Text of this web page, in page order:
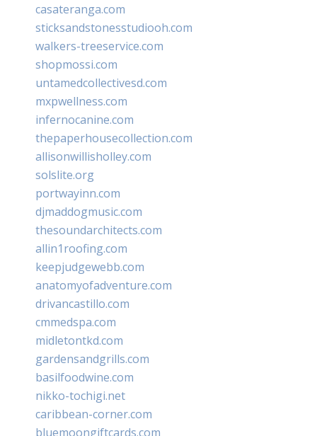
casateranga.com
sticksandstonesstudiooh.com
walkers-treeservice.com
shopmossi.com
untamedcollectivesd.com
mxpwellness.com
infernocanine.com
thepaperhousecollection.com
allisonwillisholley.com
solslite.org
portwayinn.com
djmaddogmusic.com
thesoundarchitects.com
allin1roofing.com
keepjudgewebb.com
anatomyofadventure.com
drivancastillo.com
cmmedspa.com
midletontkd.com
gardensandgrills.com
basilfoodwine.com
nikko-tochigi.net
caribbean-corner.com
bluemoongiftcards.com